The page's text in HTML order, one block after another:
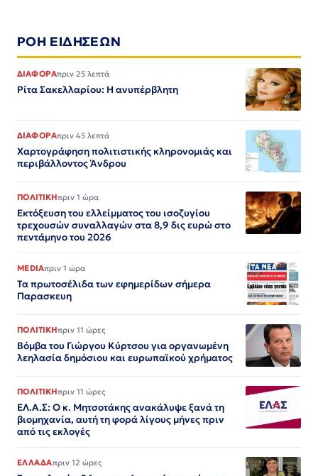
ΡΟΗ ΕΙΔΗΣΕΩΝ
ΔΙΑΦΟΡΑπριν 25 λεπτά
Ρίτα Σακελλαρίου: Η ανυπέρβλητη
ΔΙΑΦΟΡΑπριν 45 λεπτά
Χαρτογράφηση πολιτιστικής κληρονομιάς και
περιβάλλοντος Άνδρου
ΠΟΛΙΤΙΚΗπριν 1 ώρα
Εκτόξευση του ελλείμματος του ισοζυγίου
τρεχουσών συναλλαγών στα 8,9 δις ευρώ στο
πεντάμηνο του 2026
MEDIAπριν 1 ώρα
Τα πρωτοσέλιδα των εφημερίδων σήμερα
Παρασκευη
ΠΟΛΙΤΙΚΗπριν 11 ώρες
Βόμβα του Γιώργου Κύρτσου για οργανωμένη
λεηλασία δημόσιου και ευρωπαϊκού χρήματος
ΠΟΛΙΤΙΚΗπριν 11 ώρες
ΕΛ.Α.Σ: Ο κ. Μητσοτάκης ανακάλυψε ξανά τη
βιομηχανία, αυτή τη φορά λίγους μήνες πριν
από τις εκλογές
ΕΛΛΑΔΑπριν 12 ώρες